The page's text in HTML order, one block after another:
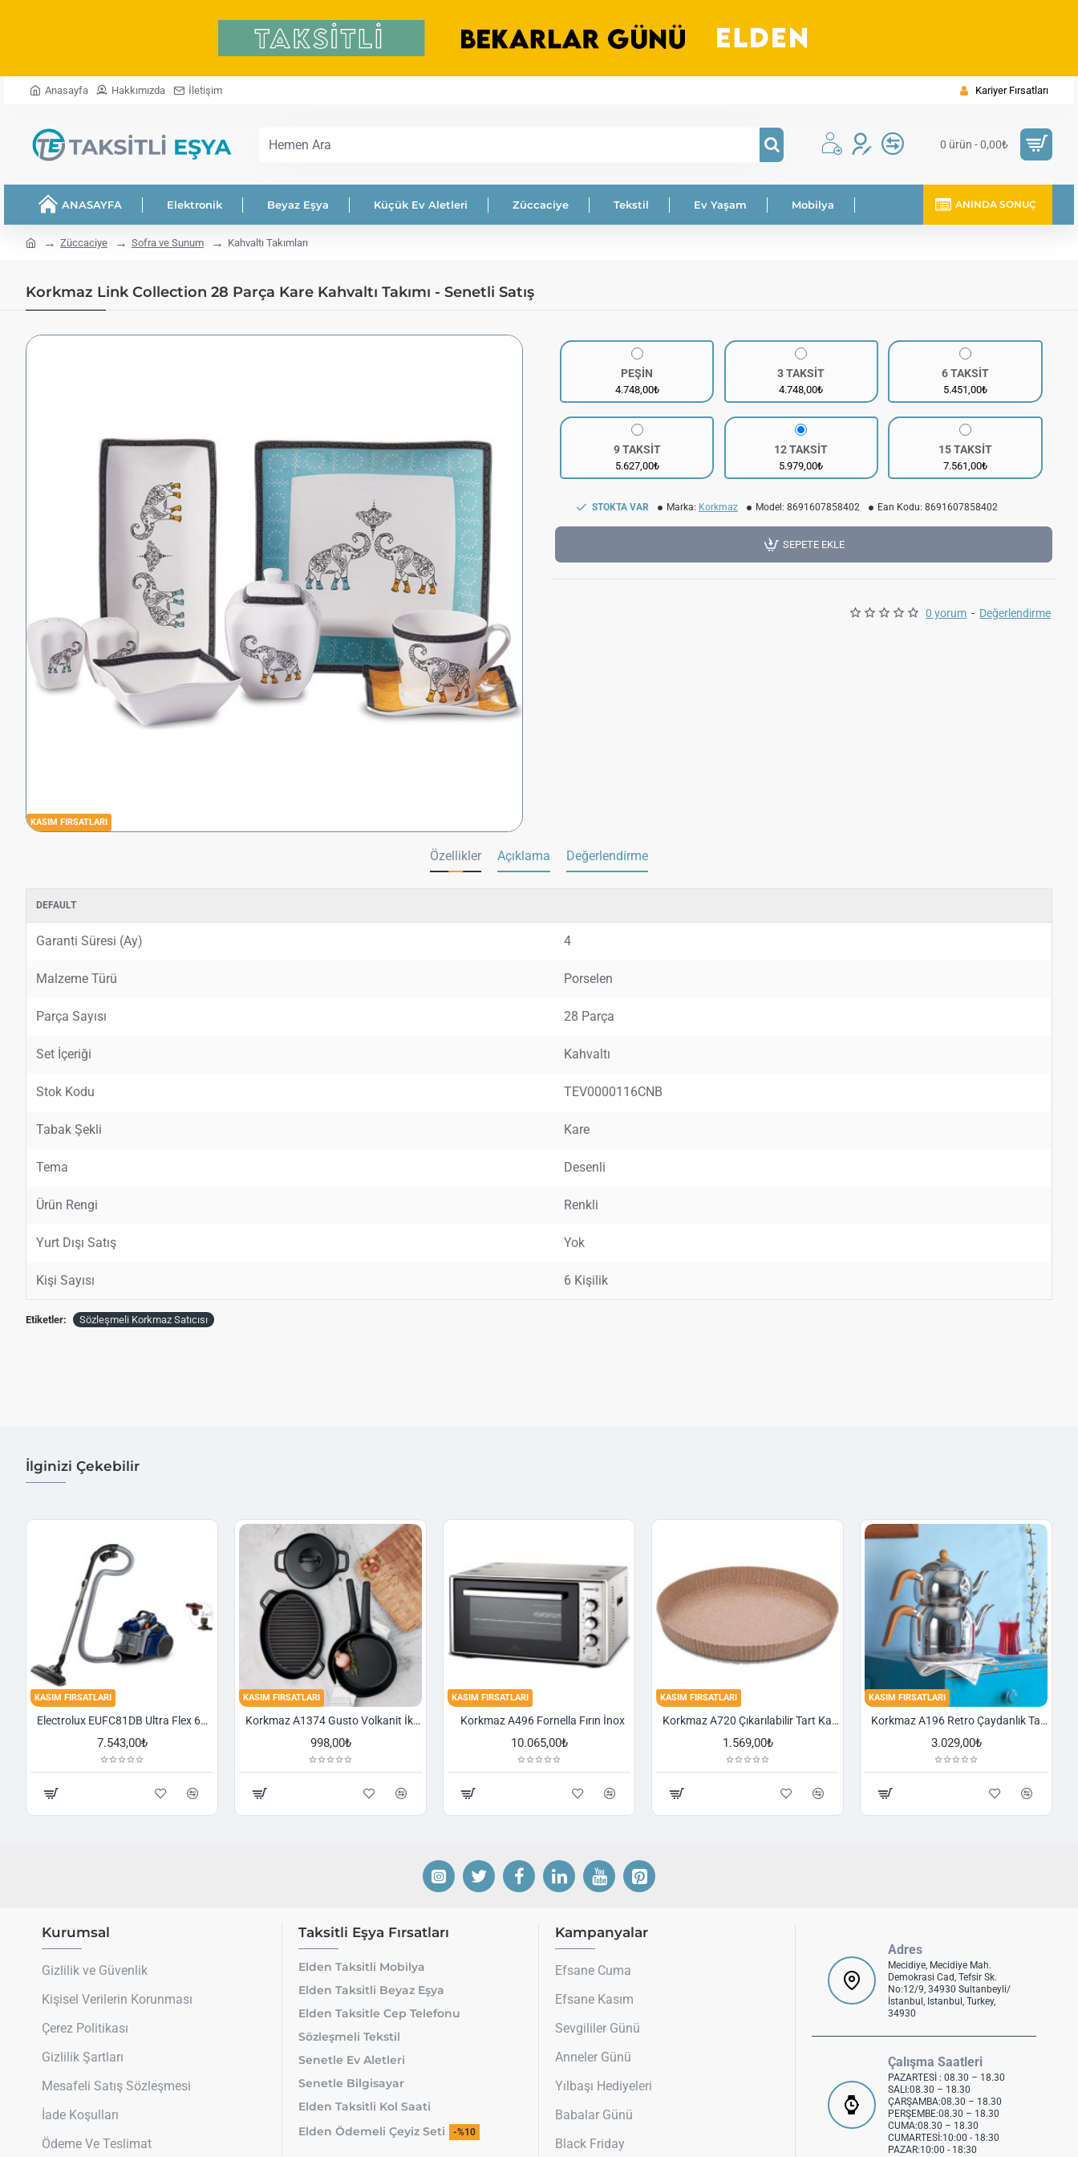
Anasayfa Hakkımızda İletişim Kariyer Fırsatları
Hemen
0 ürün - 0,00₺
ANASAYFA Elektronik Beyaz Eşya Küçük Ev Aletleri Züccaciye Tekstil Ev Yaşam Mobilya ANINDA SONUÇ
homeZüccaciye Sofra ve Sunum Kahvaltı Takımları
Korkmaz Link Collection 28 Parça Kare Kahvaltı Takımı - Senetli Satış
KASIM FIRSATLARI
0 yorum - Değerlendirme
PEŞİN
4.748,00₺
3 TAKSİT
4.748,00₺
6 TAKSİT
5.451,00₺
9 TAKSİT
5.627,00₺
12 TAKSİT
5.979,00₺
15 TAKSİT
7.561,00₺
STOKTA VAR Marka: Korkmaz Model: 8691607858402 Ean Kodu: 8691607858402
SEPETE EKLE
Özellikler Açıklama Değerlendirme
DEFAULT
Garanti Süresi (Ay) 4
Malzeme Türü Porselen
Parça Sayısı 28 Parça
Set İçeriği Kahvaltı
Stok Kodu TEV0000116CNB
Tabak Şekli Kare
Tema Desenli
Ürün Rengi Renkli
Yurt Dışı Satış Yok
Kişi Sayısı 6 Kişilik
Etiketler: Sözleşmeli Korkmaz Satıcısı
İlginizi Çekebilir
KASIM FIRSATLARI
Electrolux EUFC81DB Ultra Flex 650 W Toz Torbasız Süpürge
7.543,00₺
KASIM FIRSATLARI
Korkmaz A1374 Gusto Volkanit İki Kulplu Oval Tava
998,00₺
KASIM FIRSATLARI
Korkmaz A496 Fornella Fırın İnox
10.065,00₺
KASIM FIRSATLARI
Korkmaz A720 Çıkarılabilir Tart Kalıbı Granit 29,5 cm
1.569,00₺
KASIM FIRSATLARI
Korkmaz A196 Retro Çaydanlık Takımı
3.029,00₺
Kurumsal
Gizlilik ve Güvenlik
Kişisel Verilerin Korunması
Çerez Politikası
Gizlilik Şartları
Mesafeli Satış Sözleşmesi
İade Koşulları
Ödeme Ve Teslimat
Taksitli Eşya Fırsatları
Elden Taksitli Mobilya
Elden Taksitli Beyaz Eşya
Elden Taksitle Cep Telefonu
Sözleşmeli Tekstil
Senetle Ev Aletleri
Senetle Bilgisayar
Elden Taksitli Kol Saati
Elden Ödemeli Çeyiz Seti
-%10
Kampanyalar
Efsane Cuma
Efsane Kasım
Sevgililer Günü
Anneler Günü
Yılbaşı Hediyeleri
Babalar Günü
Black Friday
Adres
Mecidiye, Mecidiye Mah.
Demokrasi Cad, Tefsir Sk.
No:12/9, 34930 Sultanbeyli/
İstanbul, Istanbul, Turkey,
34930
Çalışma Saatleri
PAZARTESİ : 08.30 – 18.30
SALI:08.30 – 18.30
ÇARŞAMBA:08.30 – 18.30
PERŞEMBE:08.30 – 18.30
CUMA:08.30 – 18.30
CUMARTESİ:10:00 - 18:30
PAZAR:10:00 - 18:30